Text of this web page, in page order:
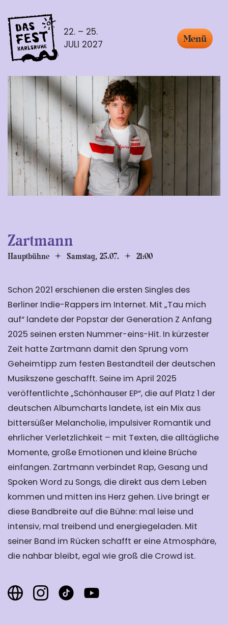
22. – 25.
JULI 2027
Menü
Zartmann
Hauptbühne Samstag, 25.07. 21:00
Schon 2021 erschienen die ersten Singles des
Berliner Indie-Rappers im Internet. Mit „Tau mich
auf“ landete der Popstar der Generation Z Anfang
2025 seinen ersten Nummer-eins-Hit. In kürzester
Zeit hatte Zartmann damit den Sprung vom
Geheimtipp zum festen Bestandteil der deutschen
Musikszene geschafft. Seine im April 2025
veröffentlichte „Schönhauser EP“, die auf Platz 1 der
deutschen Albumcharts landete, ist ein Mix aus
bittersüßer Melancholie, impulsiver Romantik und
ehrlicher Verletzlichkeit – mit Texten, die alltägliche
Momente, große Emotionen und kleine Brüche
einfangen. Zartmann verbindet Rap, Gesang und
Spoken Word zu Songs, die direkt aus dem Leben
kommen und mitten ins Herz gehen. Live bringt er
diese Bandbreite auf die Bühne: mal leise und
intensiv, mal treibend und energiegeladen. Mit
seiner Band im Rücken schafft er eine Atmosphäre,
die nahbar bleibt, egal wie groß die Crowd ist.